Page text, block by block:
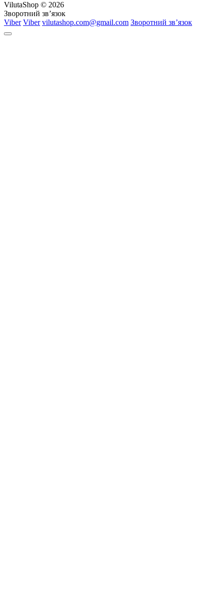
VilutaShop © 2026
Зворотний зв’язок
Viber Viber vilutashop.com@gmail.com Зворотний зв’язок